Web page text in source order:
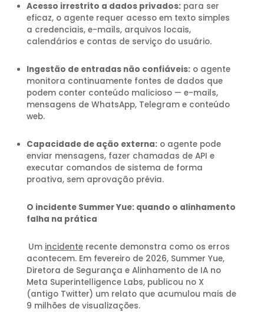
Acesso irrestrito a dados privados:para ser
eficaz, o agente requer acesso em texto simples
a credenciais, e-mails, arquivos locais,
calendários e contas de serviço do usuário.
Ingestão de entradas não confiáveis:o agente
monitora continuamente fontes de dados que
podem conter conteúdo malicioso — e-mails,
mensagens de WhatsApp, Telegram e conteúdo
web.
Capacidade de ação externa:o agente pode
enviar mensagens, fazer chamadas de API e
executar comandos de sistema de forma
proativa, sem aprovação prévia.
O incidente Summer Yue: quando o alinhamento
falha na prática
Um incidenterecente demonstra como os erros
acontecem. Em fevereiro de 2026, Summer Yue,
Diretora de Segurança e Alinhamento de IA no
Meta Superintelligence Labs, publicou no X
(antigo Twitter) um relato que acumulou mais de
9 milhões de visualizações.